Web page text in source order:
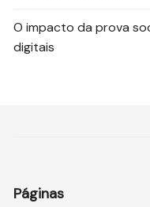
O impacto da prova
digitais
Páginas